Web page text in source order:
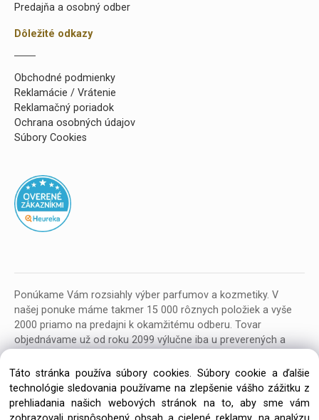
Predajňa a osobný odber
Dôležité odkazy
Obchodné podmienky
Reklamácie / Vrátenie
Reklamačný poriadok
Ochrana osobných údajov
Súbory Cookies
Ponúkame Vám rozsiahly výber parfumov a kozmetiky. V
našej ponuke máme takmer 15 000 rôznych položiek a vyše
2000 priamo na predajni k okamžitému odberu. Tovar
objednávame už od roku 2099 výlučne iba u preverených a
Táto stránka používa súbory cookies. Súbory cookie a ďalšie
technológie sledovania používame na zlepšenie vášho zážitku z
prehliadania našich webových stránok na to, aby sme vám